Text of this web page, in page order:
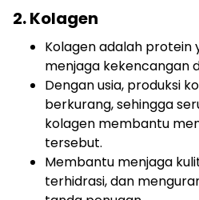
2. Kolagen
Kolagen adalah protein
menjaga kekencangan
Dengan usia, produksi
berkurang, sehingga
kolagen membantu
tersebut.
Membantu menjaga
terhidrasi, dan